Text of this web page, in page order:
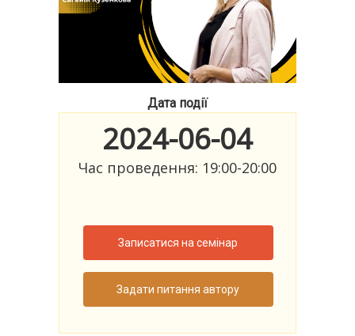
Дата події
2024-06-04
Час проведення: 19:00-20:00
Записатися на семінар
Задати питання автору